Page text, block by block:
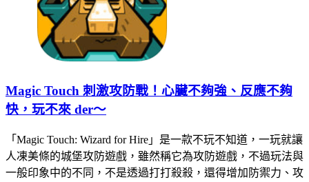
Magic Touch 刺激攻防戰！心臟不夠強、反應不夠
快，玩不來 der～
「Magic Touch: Wizard for Hire」是一款不玩不知道，一玩就讓
人凍美條的城堡攻防遊戲，雖然稱它為攻防遊戲，不過玩法與
一般印象中的不同，不是透過打打殺殺，還得增加防禦力、攻